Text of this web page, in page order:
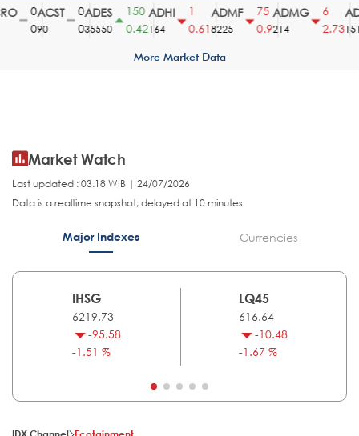
ACST
90
ADES
35550
150
0.42
ADHI
164
0.61
ADMF
8225
75
0.9
ADMG
214
2.731510
More Market Data
Market Watch
Last updated : 03.18 WIB | 24/07/2026
Data is a realtime snapshot, delayed at 10 minutes
Major Indexes Currencies
IHSG
6219.73
-95.58
-1.51 %
LQ45
616.64
-10.48
-1.67 %